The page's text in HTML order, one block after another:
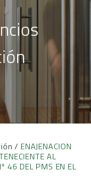
/ ENAJENACION
AL
46 DEL PMS EN EL